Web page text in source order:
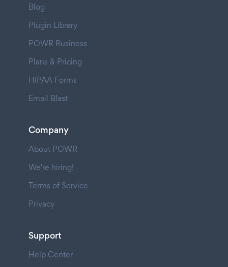
Blog
Plugin Library
POWR Business
Plans & Pricing
HIPAA Forms
Email Blast
Company
About POWR
We're hiring!
Terms of Service
Privacy
Support
Help Center